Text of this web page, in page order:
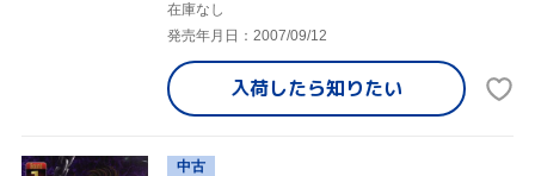
在庫なし
発売年月日：2007/09/12
入荷したら知りたい
中古